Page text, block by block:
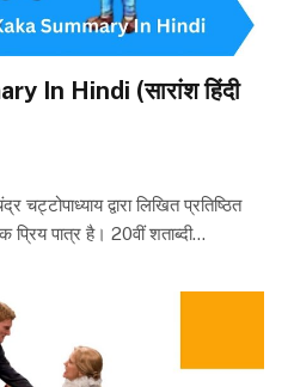
In Hindi (सारांश हिंदी
द्वारा लिखित प्रतिष्ठित
प्रिय पात्र है। 20वीं शताब्दी…